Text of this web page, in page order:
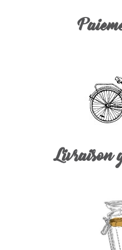
Livraison